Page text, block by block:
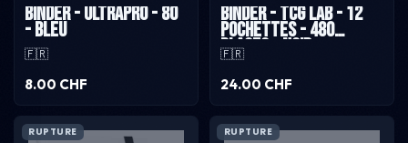
Binder - UltraPro - 80
- Bleu
🇫🇷
8.00 CHF
Binder - TCG Lab - 12
pochettes - 480
places - Noir
🇫🇷
24.00 CHF
RUPTURE RUPTURE